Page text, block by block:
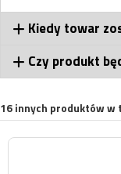
Kiedy towar
Czy produkt
16 innych produktów